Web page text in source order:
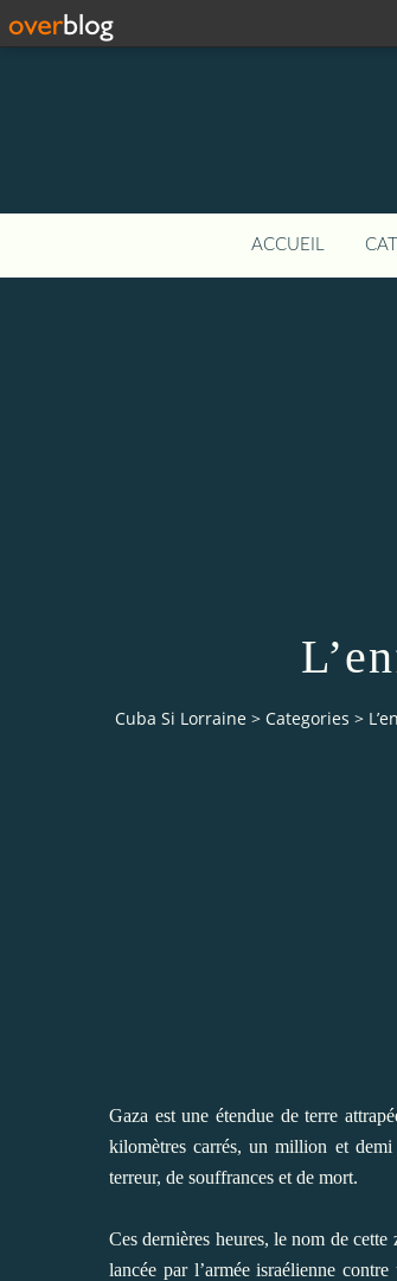
ACCUEIL
Cuba Si Lorraine > Categories >
Gaza est une étendue de terre
kilomètres carrés, un million et
terreur, de souffrances et de mort.
Ces dernières heures, le nom de
lancée par l’armée israélienne